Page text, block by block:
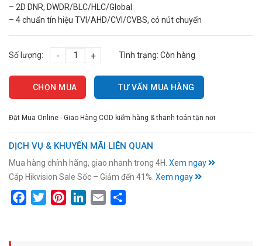
– 2D DNR, DWDR/BLC/HLC/Global
– 4 chuẩn tín hiệu TVI/AHD/CVI/CVBS, có nút chuyển
Số lượng: - + Tình trạng:Còn hàng
CHỌN MUA TƯ VẤN MUA HÀNG
Đặt Mua Online - Giao Hàng COD kiểm hàng & thanh toán tận nơi
DỊCH VỤ & KHUYẾN MÃI LIÊN QUAN
Mua hàng chính hãng, giao nhanh trong 4H. Xem ngay
Cáp Hikvision Sale Sốc – Giảm đến 41%. Xem ngay
FacebookTwitterPinterestLinkedIn
Email